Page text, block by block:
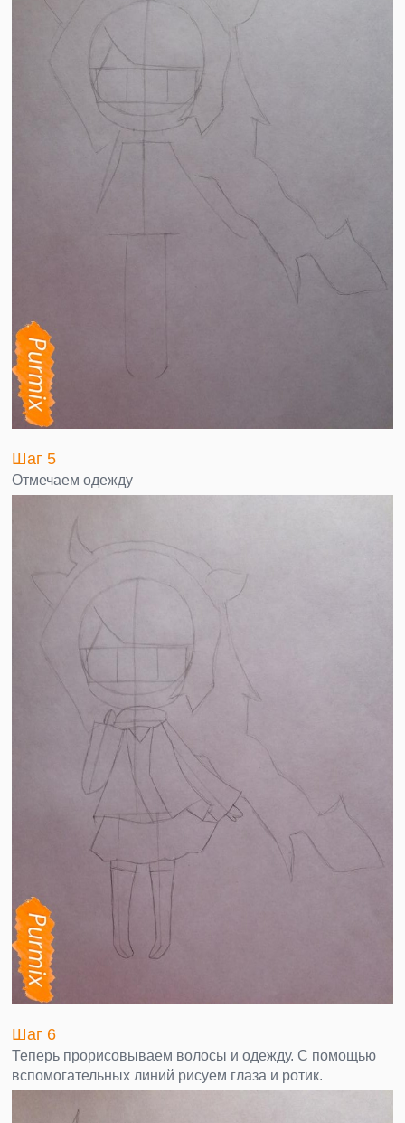
Шаг 5
Отмечаем одежду
Шаг 6
Теперь прорисовываем волосы и одежду. С помощью
вспомогательных линий рисуем глаза и ротик.